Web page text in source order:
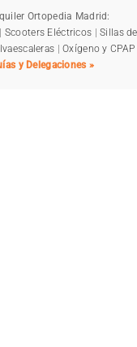
Ortopedia Madrid:
| Scooters Eléctricos |Sillas
|Oxígeno y CPAP
y Delegaciones »